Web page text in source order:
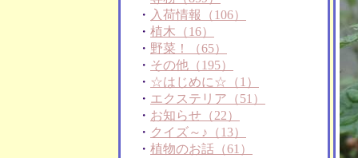
・ 入荷情報（106）
・ 植木（16）
・ 野菜！（65）
・ その他（195）
・ ☆はじめに☆（1）
・ エクステリア（51）
・ お知らせ（22）
・ クイズ～♪（13）
・ 植物のお話（61）